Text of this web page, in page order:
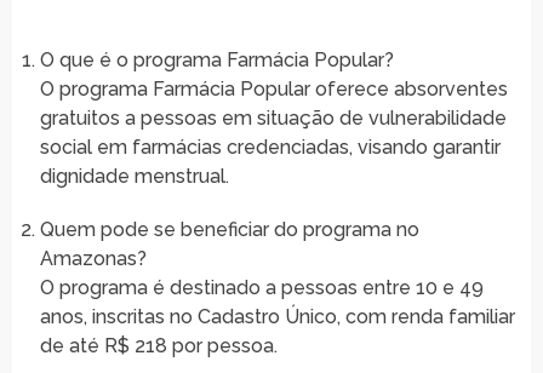
O que é o programa Farmácia Popular?
O programa Farmácia Popular oferece absorventes
gratuitos a pessoas em situação de vulnerabilidade
social em farmácias credenciadas, visando garantir
dignidade menstrual.
Quem pode se beneficiar do programa no
Amazonas?
O programa é destinado a pessoas entre 10 e 49
anos, inscritas no Cadastro Único, com renda familiar
de até R$ 218 por pessoa.